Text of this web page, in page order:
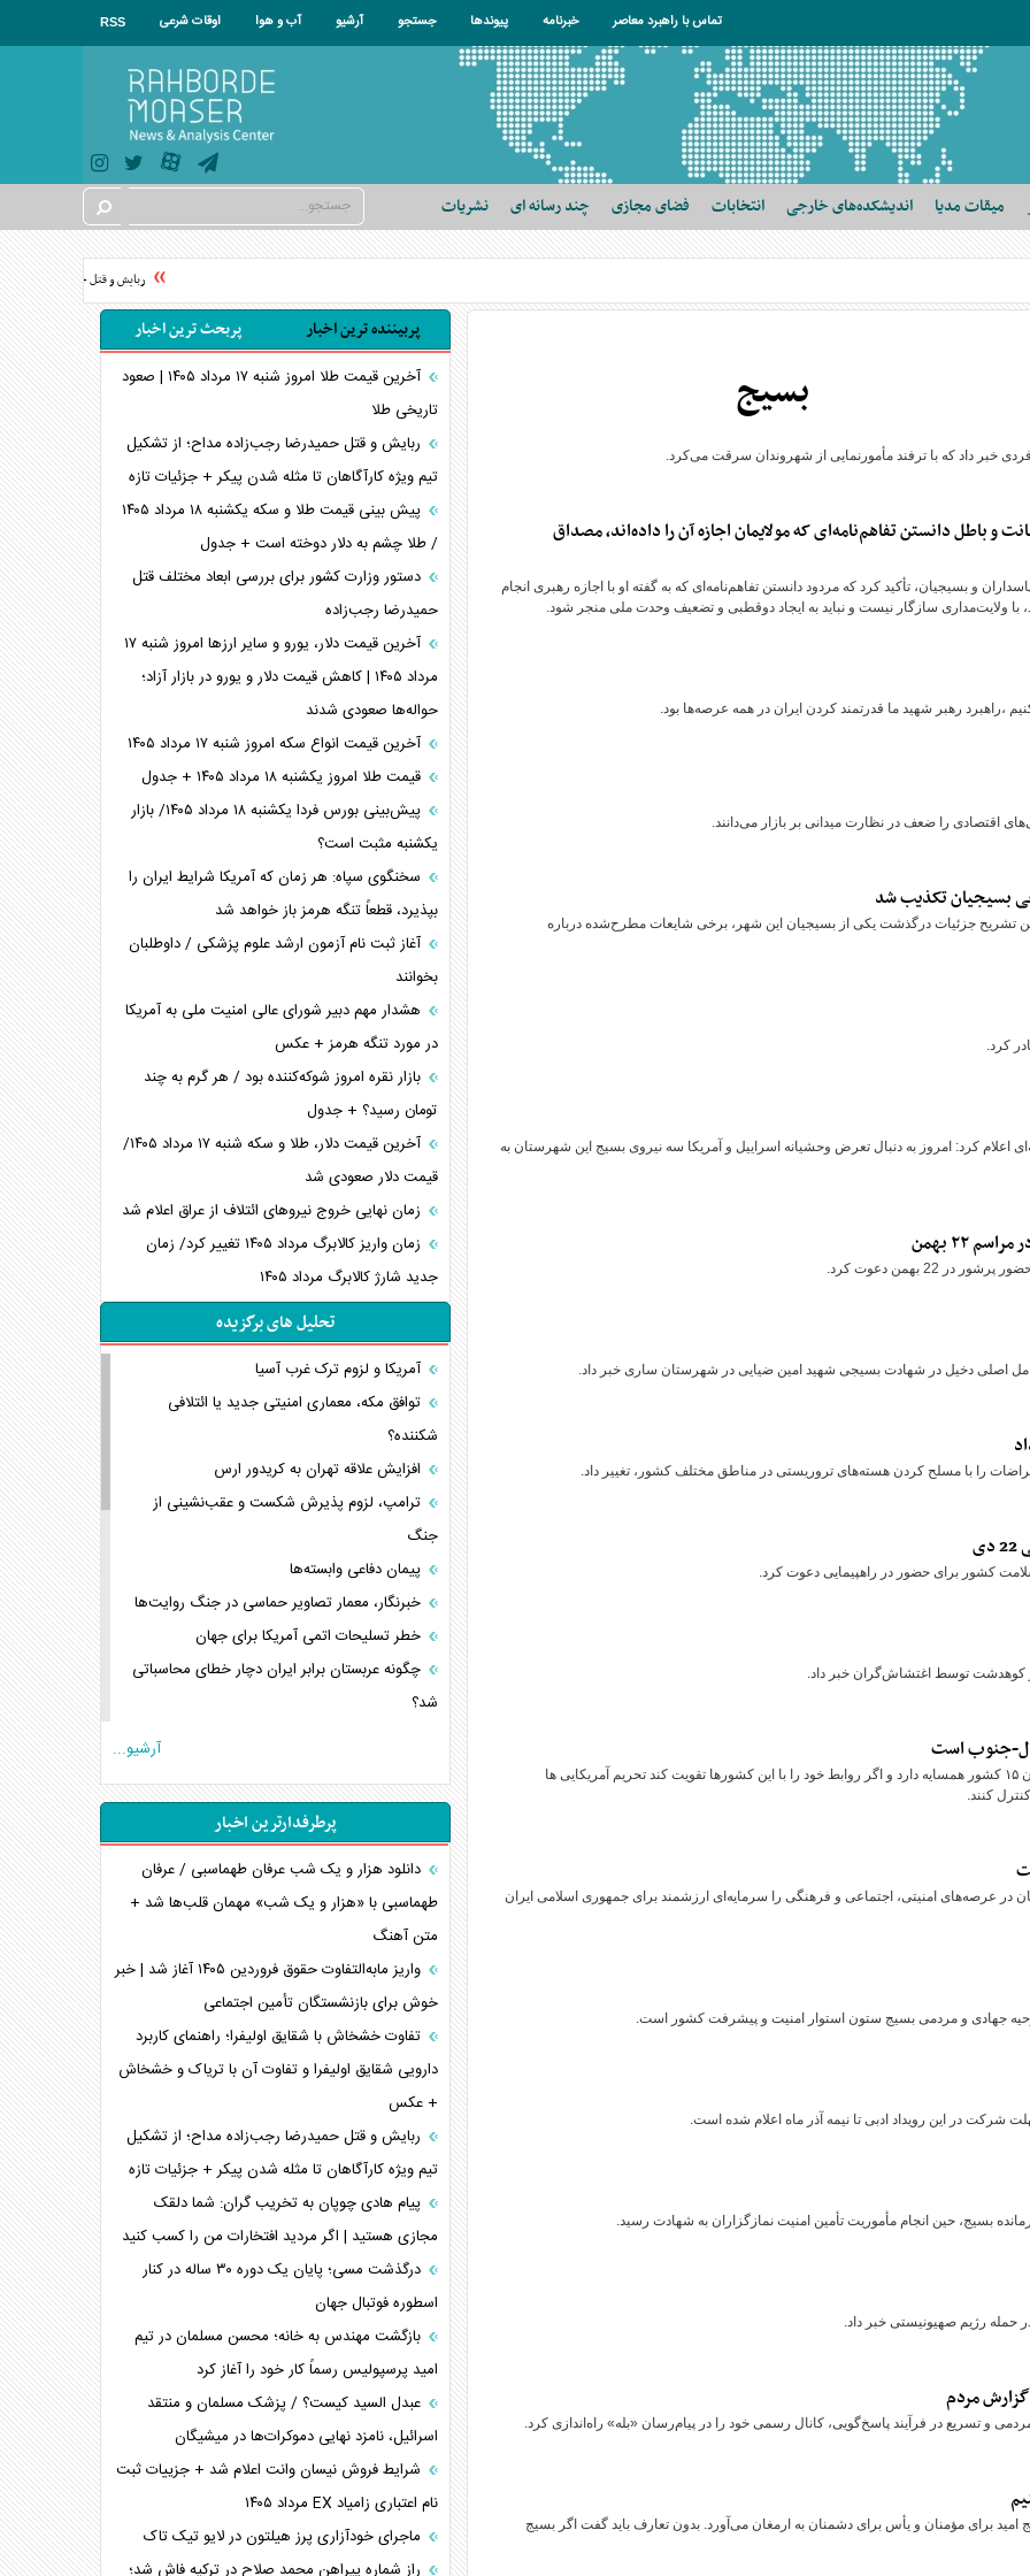
تماس با راهبرد معاصر خبرنامه پیوندها جستجو آرشیو آب و هوا اوقات شرعی RSS
میقات مدیا اندیشکده‌های خارجی انتخابات فضای مجازی چند رسانه ای نشریات
ربایش و قتل حمیدرضا رجب‌زاده
بسیج
خبر داد که با ترفند مأمورنمایی از شهروندان سرقت می‌کرد.
و باطل دانستن تفاهم‌نامه‌ای که مولایمان اجازه آن را داده‌اند، مصداق
و بسیجیان، تأکید کرد که مردود دانستن تفاهم‌نامه‌ای که به گفته او با اجازه رهبری انجام
ولایت‌مداری سازگار نیست و نباید به ایجاد دوقطبی و تضعیف وحدت ملی منجر شود.
،راهبرد رهبر شهید ما قدرتمند کردن ایران در همه عرصه‌ها بود.
اقتصادی را ضعف در نظارت میدانی بر بازار می‌دانند.
بسیجیان تکذیب شد
تشریح جزئیات درگذشت یکی از بسیجیان این شهر، برخی شایعات مطرح‌شده درباره
کرد.
کرد: امروز به دنبال تعرض وحشیانه اسراییل و آمریکا سه نیروی بسیج این شهرستان به
۲۲ بهمن
بهمن دعوت کرد.
اصلی دخیل در شهادت بسیجی شهید امین ضیایی در شهرستان ساری خبر داد.
را با مسلح کردن هسته‌های تروریستی در مناطق مختلف کشور، تغییر داد.
کشور برای حضور در راهپیمایی دعوت کرد‌‌.
کوهدشت توسط اغتشاش‌گران خبر داد.
جنوب است
دستیار و مشاور عالی فرمانده معظم کل قوا گفت: جمهوری اسلامی ایران ۱۵ کشور همسایه دارد و اگر روابط خود را با این کشورها تقویت کند تحریم آمریکایی ها
کنند.
در عرصه‌های امنیتی، اجتماعی و فرهنگی را سرمایه‌ای ارزشمند برای جمهوری اسلامی ایران
جهادی و مردمی بسیج ستون استوار امنیت و پیشرفت کشور است.
در این رویداد ادبی تا نیمه آذر ماه اعلام شده است.
بسیج، حین انجام مأموریت تأمین امنیت نمازگزاران به شهادت رسید.
رژیم صهیونیستی خبر داد.
گزارش مردم
و تسریع در فرآیند پاسخ‌گویی، کانال رسمی خود را در پیام‌رسان «بله» راه‌اندازی کرد.
برای مؤمنان و یأس برای دشمنان به ارمغان می‌آورد. بدون تعارف باید گفت اگر بسیج
پربیننده ترین اخبار پربحث ترین اخبار
آخرین قیمت طلا امروز شنبه ۱۷ مرداد ۱۴۰۵ | صعود
تاریخی طلا
ربایش و قتل حمیدرضا رجب‌زاده مداح؛ از تشکیل
تیم ویژه کارآگاهان تا مثله شدن پیکر + جزئیات تازه
پیش بینی قیمت طلا و سکه یکشنبه ۱۸ مرداد ۱۴۰۵
/ طلا چشم به دلار دوخته است + جدول
دستور وزارت کشور برای بررسی ابعاد مختلف قتل
حمیدرضا رجب‌زاده
آخرین قیمت دلار، یورو و سایر ارز‌ها امروز شنبه ۱۷
مرداد ۱۴۰۵ | کاهش قیمت دلار و یورو در بازار آزاد؛
حواله‌ها صعودی شدند
آخرین قیمت انواع سکه امروز شنبه ۱۷ مرداد ۱۴۰۵
قیمت طلا امروز یکشنبه ۱۸ مرداد ۱۴۰۵ + جدول
پیش‌بینی بورس فردا یکشنبه ۱۸ مرداد ۱۴۰۵/ بازار
یکشنبه مثبت است؟
سخنگوی سپاه: هر زمان که آمریکا شرایط ایران را
بپذیرد، قطعاً تنگه هرمز باز خواهد شد
آغاز ثبت نام آزمون ارشد علوم پزشکی / داوطلبان
بخوانند
هشدار مهم دبیر شورای عالی امنیت ملی به آمریکا
در مورد تنگه هرمز + عکس
بازار نقره امروز شوکه‌کننده بود / هر گرم به چند
تومان رسید؟ + جدول
آخرین قیمت دلار، طلا و سکه شنبه ۱۷ مرداد ۱۴۰۵/
قیمت دلار صعودی شد
زمان نهایی خروج نیرو‌های ائتلاف از عراق اعلام شد
زمان واریز کالابرگ مرداد ۱۴۰۵ تغییر کرد/ زمان
جدید شارژ کالابرگ مرداد ۱۴۰۵
تحلیل های برگزیده
آمریکا و لزوم ترک غرب آسیا
توافق مکه، معماری امنیتی جدید یا ائتلافی
شکننده؟
افزایش علاقه تهران به کریدور ارس
ترامپ، لزوم پذیرش شکست و عقب‌نشینی از
جنگ
پیمان دفاعی‌ وابسته‌ها
خبرنگار، معمار تصاویر حماسی در جنگ روایت‌ها
خطر تسلیحات اتمی آمریکا برای جهان
چگونه عربستان برابر ایران دچار خطای محاسباتی
شد؟
جاده ابریشم فضایی/ نفوذ راهبردی و فرازمینی
انصارالله و تثبیت معادله «محاصره برابر محاصره»
خبرنگار، خط مقدم جبهه روایت و پاسدار انسجام
ملی
مصالحه نافرجام سعودی – اماراتی
محدودیت صادرات نفت عربستان
پشت‌پرده خشم ترامپ از رسانه‌های منتقد
چگونه مقاومت صحنه جنگ را تغییر می‌دهد؟
جنگ رمضان و معضل حضور نظامیان آمریکایی
تحلیل جامع پدیده تراستی‌ها
تأثیر جنگ ایران و آمریکا بر اقتصاد جهانی
تخریب پل‌ها در اوکراین و فروپاشی روایت دوگانه
غرب
اربعین، کابوس مشترک تل‌آویو-واشنگتن
آرشیو...
پرطرفدارترین اخبار
دانلود هزار و یک شب عرفان طهماسبی / عرفان
طهماسبی با «هزار و یک شب» مهمان قلب‌ها شد +
متن آهنگ
واریز مابه‌التفاوت حقوق فروردین ۱۴۰۵ آغاز شد | خبر
خوش برای بازنشستگان تأمین اجتماعی
تفاوت خشخاش با شقایق اولیفرا؛ راهنمای کاربرد
دارویی شقایق اولیفرا و تفاوت آن با تریاک و خشخاش
+ عکس
ربایش و قتل حمیدرضا رجب‌زاده مداح؛ از تشکیل
تیم ویژه کارآگاهان تا مثله شدن پیکر + جزئیات تازه
پیام هادی چوپان به تخریب گران: شما دلقک
مجازی هستید | اگر مردید افتخارات من را کسب کنید
درگذشت مسی؛ پایان یک دوره ۳۰ ساله در کنار
اسطوره فوتبال جهان
بازگشت مهندس به خانه؛ محسن مسلمان در تیم
امید پرسپولیس رسماً کار خود را آغاز کرد
عبدل السید کیست؟ / پزشک مسلمان و منتقد
اسرائیل، نامزد نهایی دموکرات‌ها در میشیگان
شرایط فروش نیسان وانت اعلام شد + جزییات ثبت
نام اعتباری زامیاد EX مرداد ۱۴۰۵
ماجرای خودآزاری پرز هیلتون در لایو تیک تاک
راز شماره پیراهن محمد صلاح در ترکیه فاش شد؛